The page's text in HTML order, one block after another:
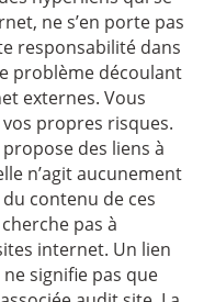
ne s’en porte pas
responsabilité dans
problème découlant
externes. Vous
propres risques.
des liens à
n’agit aucunement
contenu de ces
pas à
internet. Un lien
signifie pas que